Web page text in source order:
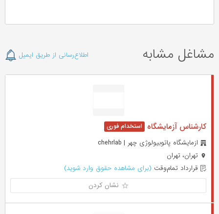
مشاغل مشابه اطلاع‌رسانی از طریق ایمیل
کارشناس آزمایشگاه
ازمایشگاه پاتوبیولوژی چهر | chehrlab
تهران، تهران
قرارداد تمام‌وقت (برای مشاهده حقوق وارد شوید)
نشان کردن